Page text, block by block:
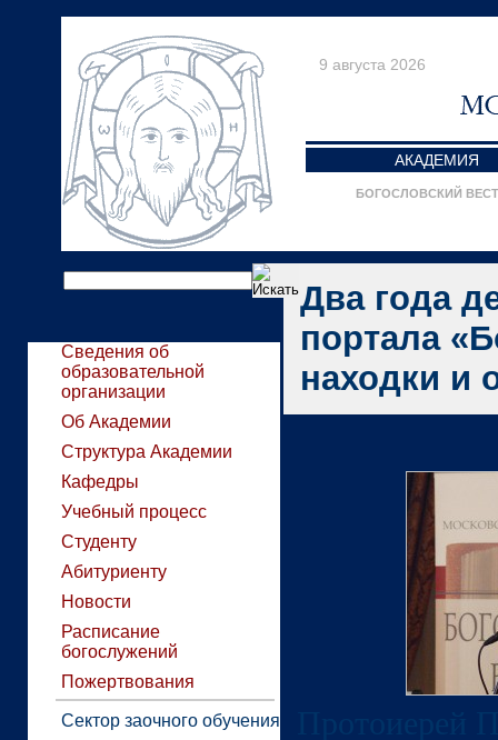
9 августа 2026
АКАДЕМИЯ
БОГОСЛОВСКИЙ
Сведения об
образовательной
организации
Об Академии
Структура Академии
Кафедры
Учебный процесс
Студенту
Абитуриенту
Новости
Расписание
богослужений
Пожертвования
Сектор заочного обучения
Два года
портала
находки и